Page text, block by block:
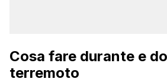
Cosa fare durante e
terremoto